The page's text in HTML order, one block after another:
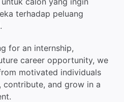
terhadap peluang
for an internship,
career opportunity, we
motivated individuals
contribute, and grow in a